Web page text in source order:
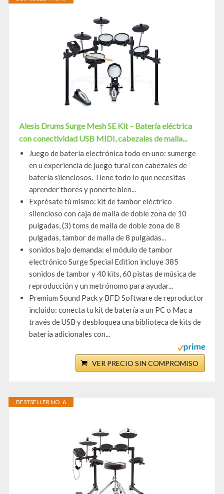
Alesis Drums Surge Mesh SE Kit – Batería eléctrica
con conectividad USB MIDI, cabezales de malla...
Juego de batería electrónica todo en uno: sumerge
en u experiencia de juego tural con cabezales de
batería silenciosos. Tiene todo lo que necesitas
aprender tbores y ponerte bien...
Exprésate tú mismo: kit de tambor eléctrico
silencioso con caja de malla de doble zona de 10
pulgadas, (3) toms de malla de doble zona de 8
pulgadas, tambor de malla de 8 pulgadas...
sonidos bajo demanda: el módulo de tambor
electrónico Surge Special Edition incluye 385
sonidos de tambor y 40 kits, 60 pistas de música de
reproducción y un metrónomo para ayudar...
Premium Sound Pack y BFD Software de reproductor
incluido: conecta tu kit de batería a un PC o Mac a
través de USB y desbloquea una biblioteca de kits de
batería adicionales con...
VER PRECIO SIN COMPROMISO
BESTSELLER NO. 6